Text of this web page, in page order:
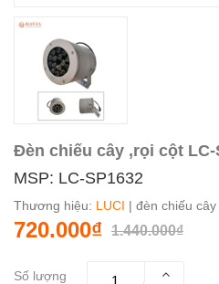
Đèn chiếu cây ,rọi cột LC-
MSP: LC-SP1632
Thương hiệu: LUCI | đèn chiếu cây
720.000₫ 1.440.000₫
Số lượng